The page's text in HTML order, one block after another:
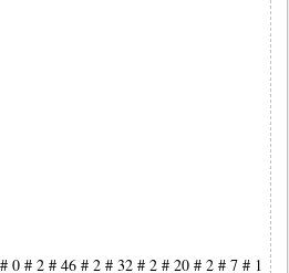
0 # 2 # 46 # 2 # 32 # 2 # 20 # 2 # 7 # 1